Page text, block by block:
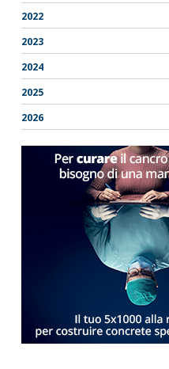
2022
2023
2024
2025
2026